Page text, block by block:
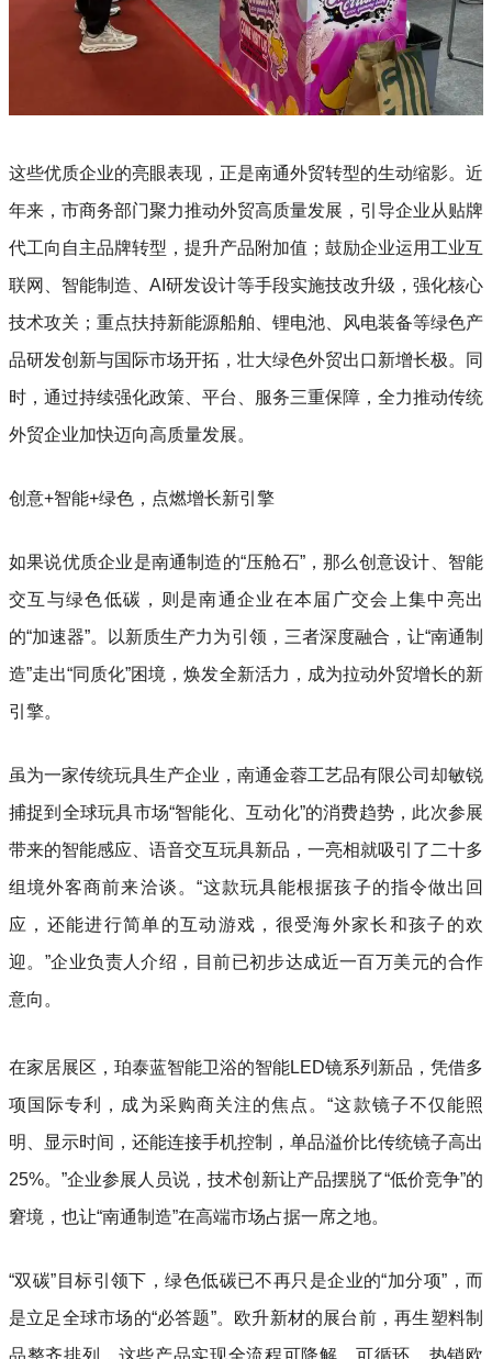
这些优质企业的亮眼表现，正是南通外贸转型的生动缩影。近
年来，市商务部门聚力推动外贸高质量发展，引导企业从贴牌
代工向自主品牌转型，提升产品附加值；鼓励企业运用工业互
联网、智能制造、AI研发设计等手段实施技改升级，强化核心
技术攻关；重点扶持新能源船舶、锂电池、风电装备等绿色产
品研发创新与国际市场开拓，壮大绿色外贸出口新增长极。同
时，通过持续强化政策、平台、服务三重保障，全力推动传统
外贸企业加快迈向高质量发展。
创意+智能+绿色，点燃增长新引擎
如果说优质企业是南通制造的“压舱石”，那么创意设计、智能
交互与绿色低碳，则是南通企业在本届广交会上集中亮出
的“加速器”。以新质生产力为引领，三者深度融合，让“南通制
造”走出“同质化”困境，焕发全新活力，成为拉动外贸增长的新
引擎。
虽为一家传统玩具生产企业，南通金蓉工艺品有限公司却敏锐
捕捉到全球玩具市场“智能化、互动化”的消费趋势，此次参展
带来的智能感应、语音交互玩具新品，一亮相就吸引了二十多
组境外客商前来洽谈。“这款玩具能根据孩子的指令做出回
应，还能进行简单的互动游戏，很受海外家长和孩子的欢
迎。”企业负责人介绍，目前已初步达成近一百万美元的合作
意向。
在家居展区，珀泰蓝智能卫浴的智能LED镜系列新品，凭借多
项国际专利，成为采购商关注的焦点。“这款镜子不仅能照
明、显示时间，还能连接手机控制，单品溢价比传统镜子高出
25%。”企业参展人员说，技术创新让产品摆脱了“低价竞争”的
窘境，也让“南通制造”在高端市场占据一席之地。
“双碳”目标引领下，绿色低碳已不再只是企业的“加分项”，而
是立足全球市场的“必答题”。欧升新材的展台前，再生塑料制
品整齐排列，这些产品实现全流程可降解、可循环，热销欧